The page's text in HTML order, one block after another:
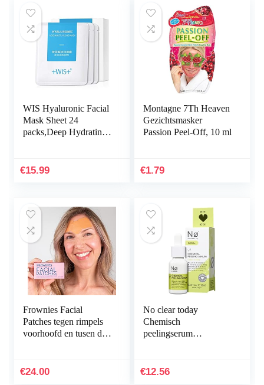
WIS Hyaluronic Facial
Mask Sheet 24
packs,Deep Hydrating
Mask for Dull Dry
€15.99
Montagne 7Th Heaven
Gezichtsmasker
Passion Peel-Off, 10 ml
€1.79
Frownies Facial
Patches tegen rimpels
voorhoofd en tusen de
€24.00
No clear today
Chemisch
peelingserum
vermindert roodheid en
€12.56